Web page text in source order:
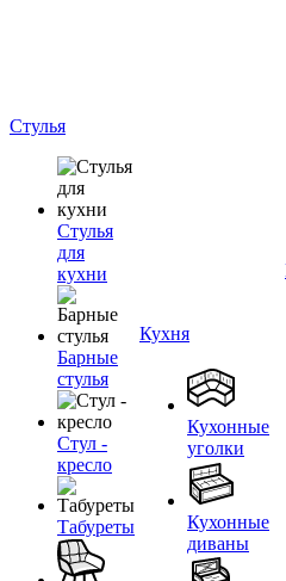
Стулья
Стулья
для
кухни
Барные
стулья
Стул -
кресло
Табуреты
Кухня
Кухонные
уголки
Кухонные
диваны